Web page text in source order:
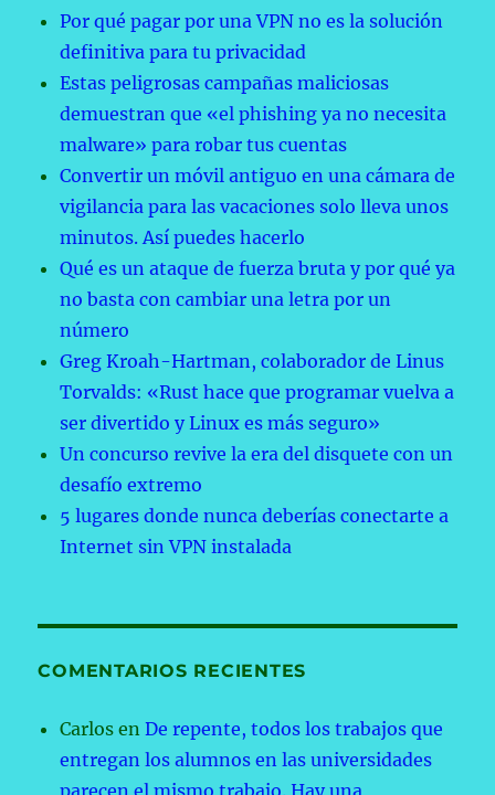
Por qué pagar por una VPN no es la solución
definitiva para tu privacidad
Estas peligrosas campañas maliciosas
demuestran que «el phishing ya no necesita
malware» para robar tus cuentas
Convertir un móvil antiguo en una cámara de
vigilancia para las vacaciones solo lleva unos
minutos. Así puedes hacerlo
Qué es un ataque de fuerza bruta y por qué ya
no basta con cambiar una letra por un
número
Greg Kroah-Hartman, colaborador de Linus
Torvalds: «Rust hace que programar vuelva a
ser divertido y Linux es más seguro»
Un concurso revive la era del disquete con un
desafío extremo
5 lugares donde nunca deberías conectarte a
Internet sin VPN instalada
COMENTARIOS RECIENTES
Carlos enDe repente, todos los trabajos que
entregan los alumnos en las universidades